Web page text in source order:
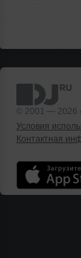
© 2001 — 2026
Условия
Контактная